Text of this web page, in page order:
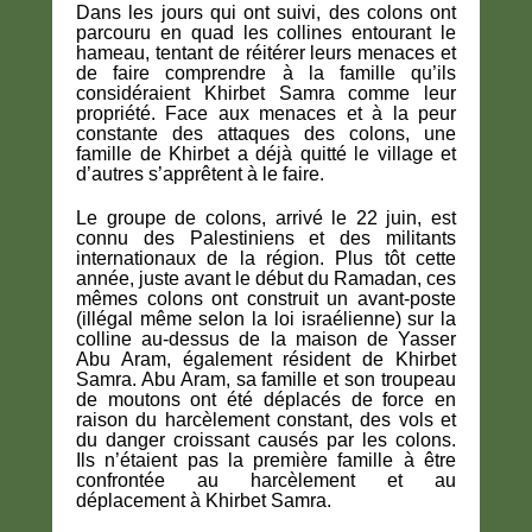
Dans les jours qui ont suivi, des colons ont
parcouru en quad les collines entourant le
hameau, tentant de réitérer leurs menaces et
de faire comprendre à la famille qu’ils
considéraient Khirbet Samra comme leur
propriété. Face aux menaces et à la peur
constante des attaques des colons, une
famille de Khirbet a déjà quitté le village et
d’autres s’apprêtent à le faire.
Le groupe de colons, arrivé le 22 juin, est
connu des Palestiniens et des militants
internationaux de la région. Plus tôt cette
année, juste avant le début du Ramadan, ces
mêmes colons ont construit un avant-poste
(illégal même selon la loi israélienne) sur la
colline au-dessus de la maison de Yasser
Abu Aram, également résident de Khirbet
Samra. Abu Aram, sa famille et son troupeau
de moutons ont été déplacés de force en
raison du harcèlement constant, des vols et
du danger croissant causés par les colons.
Ils n’étaient pas la première famille à être
confrontée au harcèlement et au
déplacement à Khirbet Samra.